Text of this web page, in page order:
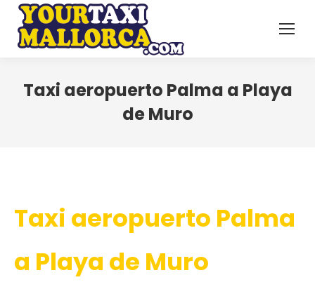
Taxi aeropuerto Palma a Playa
de Muro
Taxi aeropuerto Palma
a Playa de Muro